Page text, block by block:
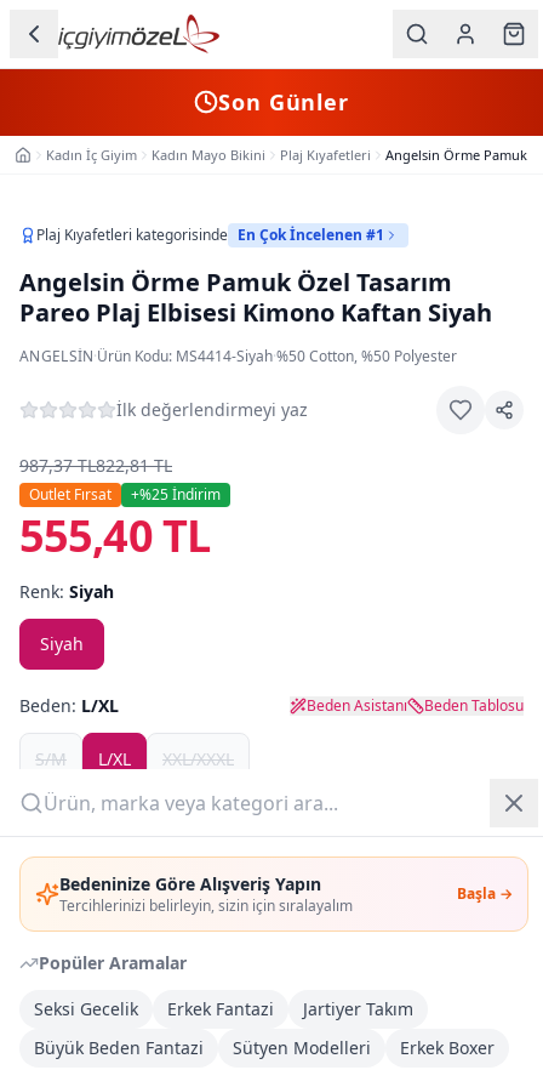
Bedeninize Göre Alışveriş Yapın
Tercihlerinizi belirleyin, sizin için sıralayalım
Başla →
Popüler Aramalar
Seksi Gecelik
Erkek Fantazi
Jartiyer Takım
Büyük Beden Fantazi
Sütyen Modelleri Erkek Boxer
Erkek
Çocuk
Beden
Markalar
Plaj & Mayo
Yazlık Pijama
Kampanyalar
Yeni Gelenler
OUTLET
Giriş Yap
Üye Ol
Son Günler
Ana SayfaKadın İç Giyim Kadın Mayo Bikini Plaj Kıyafetleri Angelsin Örme Pamuk
Plaj Kıyafetleri kategorisinde En Çok İncelenen #1
Angelsin Örme Pamuk Özel Tasarım
Pareo Plaj Elbisesi Kimono Kaftan Siyah
ANGELSIN·Ürün Kodu: MS4414-Siyah·%50 Cotton, %50 Polyester
İlk değerlendirmeyi yaz
987,37 TL822,81 TL
Outlet Fırsat +%25İndirim
555,40 TL
Renk: Siyah
Siyah
Beden: L/XL Beden Asistanı Beden Tablosu
S/M L/XL XXL/XXXL
Son
Outlet Fırsat(1adet)
Adet:
Sepete Ekle